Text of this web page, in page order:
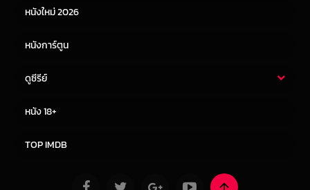
หนังใหม่ 2026
หนังการ์ตูน
ดูซีรีย์
หนัง 18+
TOP IMDB